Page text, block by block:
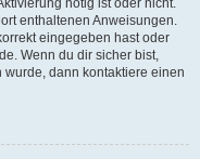
nötig ist oder nicht.
enthaltenen Anweisungen.
eingegeben hast oder
Wenn du dir sicher bist,
dann kontaktiere einen